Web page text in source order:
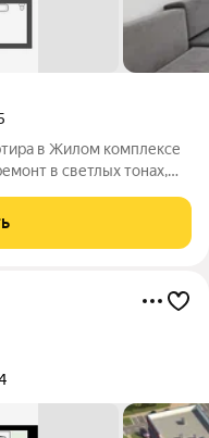
в Жилом комплексе
в светлых тонах,